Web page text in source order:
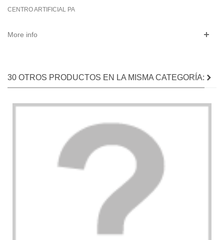
CENTRO ARTIFICIAL PA
More info
30 OTROS PRODUCTOS EN LA MISMA CATEGORÍA: